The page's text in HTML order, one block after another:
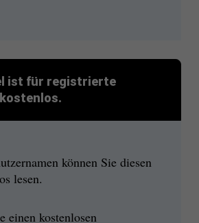
ist für registrierte
können Sie diesen
lesen.
einen kostenlosen